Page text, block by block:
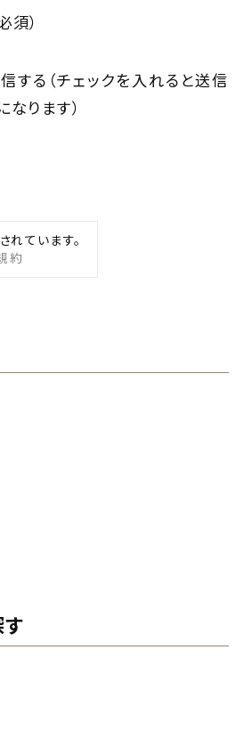
須）
する（チェックを入れると送信
なります）
ています。
約